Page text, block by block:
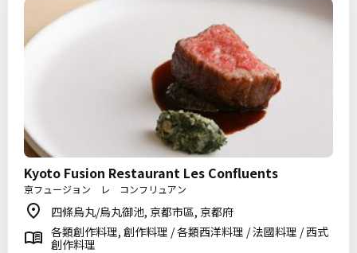
Kyoto Fusion Restaurant Les Confluents
京フュージョン レ コンフリュアン
四條烏丸/烏丸御池, 京都市區, 京都府
各類創作料理, 創作料理 / 各類西洋料理 / 法國料理 / 西式
創作料理